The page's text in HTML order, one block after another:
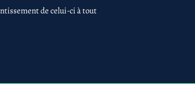
de celui-ci à tout